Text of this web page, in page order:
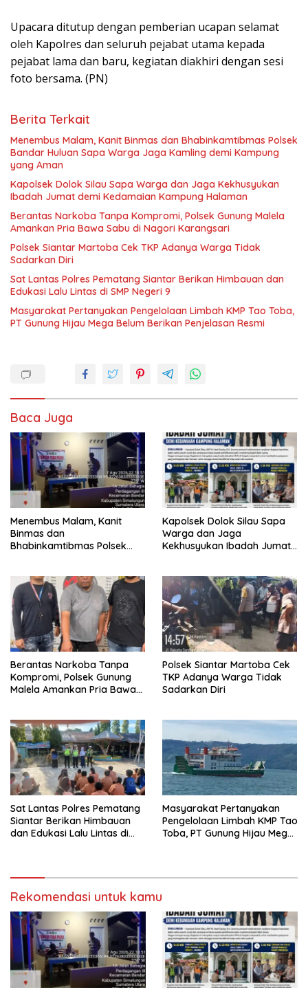
Upacara ditutup dengan pemberian ucapan selamat
oleh Kapolres dan seluruh pejabat utama kepada
pejabat lama dan baru, kegiatan diakhiri dengan sesi
foto bersama. (PN)
Berita Terkait
Menembus Malam, Kanit Binmas dan Bhabinkamtibmas Polsek
Bandar Huluan Sapa Warga Jaga Kamling demi Kampung
yang Aman
Kapolsek Dolok Silau Sapa Warga dan Jaga Kekhusyukan
Ibadah Jumat demi Kedamaian Kampung Halaman
Berantas Narkoba Tanpa Kompromi, Polsek Gunung Malela
Amankan Pria Bawa Sabu di Nagori Karangsari
Polsek Siantar Martoba Cek TKP Adanya Warga Tidak
Sadarkan Diri
Sat Lantas Polres Pematang Siantar Berikan Himbauan dan
Edukasi Lalu Lintas di SMP Negeri 9
Masyarakat Pertanyakan Pengelolaan Limbah KMP Tao Toba,
PT Gunung Hijau Mega Belum Berikan Penjelasan Resmi
Baca Juga
Menembus Malam, Kanit
Binmas dan
Bhabinkamtibmas Polsek
Kampung yang Aman
Kapolsek Dolok Silau Sapa
Warga dan Jaga
Kekhusyukan Ibadah Jumat
Berantas Narkoba Tanpa
Kompromi, Polsek Gunung
Malela Amankan Pria Bawa
Polsek Siantar Martoba Cek
TKP Adanya Warga Tidak
Sadarkan Diri
Sat Lantas Polres Pematang
Siantar Berikan Himbauan
dan Edukasi Lalu Lintas di
Masyarakat Pertanyakan
Pengelolaan Limbah KMP Tao
Toba, PT Gunung Hijau Mega
Rekomendasi untuk kamu